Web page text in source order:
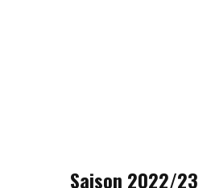
Saison 2022/23